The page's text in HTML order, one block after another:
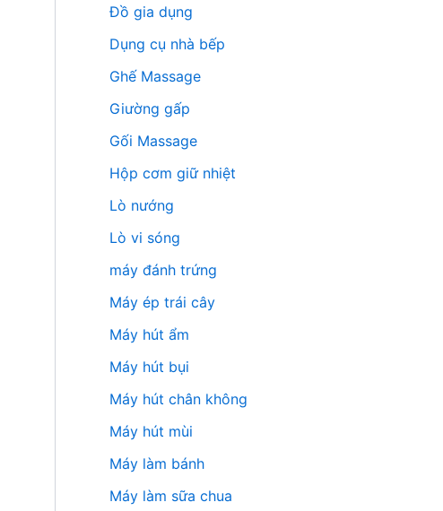
Đồ gia dụng
Dụng cụ nhà bếp
Ghế Massage
Giường gấp
Gối Massage
Hộp cơm giữ nhiệt
Lò nướng
Lò vi sóng
máy đánh trứng
Máy ép trái cây
Máy hút ẩm
Máy hút bụi
Máy hút chân không
Máy hút mùi
Máy làm bánh
Máy làm sữa chua